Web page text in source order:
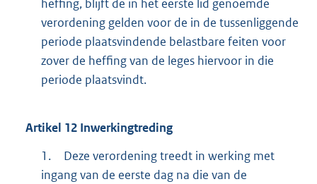
heffing, blijft de in het eerste lid genoemde
verordening gelden voor de in de tussenliggende
periode plaatsvindende belastbare feiten voor
zover de heffing van de leges hiervoor in die
periode plaatsvindt.
Artikel 12 Inwerkingtreding
1.
Deze verordening treedt in werking met
ingang van de eerste dag na die van de